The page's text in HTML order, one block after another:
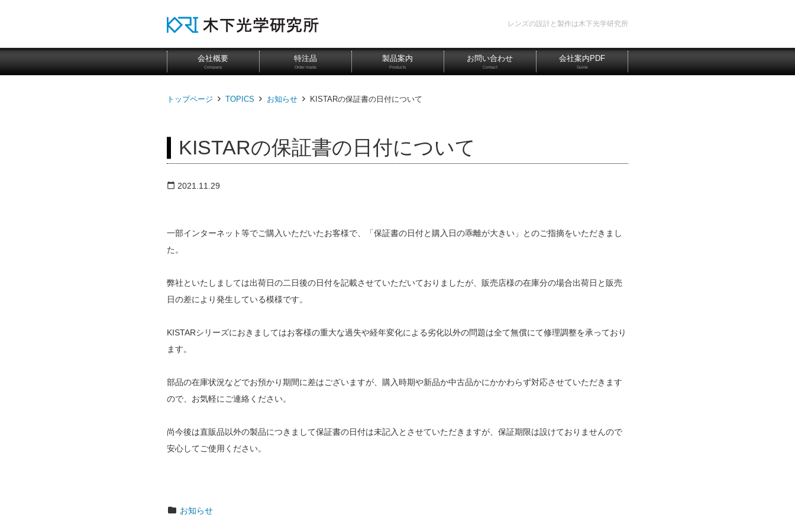
レンズの設計と製作は木下光学研究所
会社概要
Company
特注品
Order made
製品案内
Products
お問い合わせ
Contact
会社案内PDF
Guide
トップページ TOPICS お知らせ KISTARの保証書の日付について
KISTARの保証書の日付について
calendar_today 2021.11.29
一部インターネット等でご購入いただいたお客様で、「保証書の日付と購入日の乖離が大きい」とのご指摘をいただきまし
た。
弊社といたしましては出荷日の二日後の日付を記載させていただいておりましたが、販売店様の在庫分の場合出荷日と販売
日の差により発生している模様です。
KISTARシリーズにおきましてはお客様の重大な過失や経年変化による劣化以外の問題は全て無償にて修理調整を承っており
ます。
部品の在庫状況などでお預かり期間に差はございますが、購入時期や新品か中古品かにかかわらず対応させていただきます
ので、お気軽にご連絡ください。
尚今後は直販品以外の製品につきまして保証書の日付は未記入とさせていただきますが、保証期限は設けておりませんので
安心してご使用ください。
お知らせ